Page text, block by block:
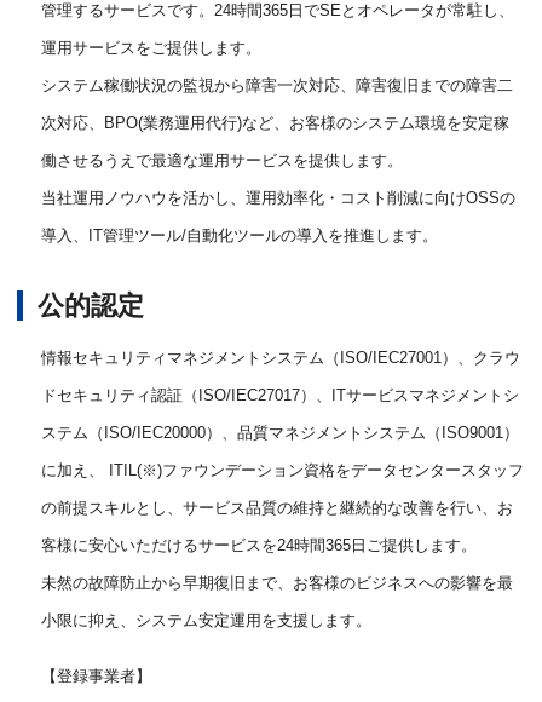
管理するサービスです。24時間365日でSEとオペレータが常駐し、
運用サービスをご提供します。
システム稼働状況の監視から障害一次対応、障害復旧までの障害二
次対応、BPO(業務運用代行)など、お客様のシステム環境を安定稼
働させるうえで最適な運用サービスを提供します。
当社運用ノウハウを活かし、運用効率化・コスト削減に向けOSSの
導入、IT管理ツール/自動化ツールの導入を推進します。
公的認定
情報セキュリティマネジメントシステム（ISO/IEC27001）、 クラウ
ドセキュリティ認証（ISO/IEC27017）、ITサービスマネジメントシ
ステム（ISO/IEC20000）、品質マネジメントシステム（ISO9001）
に加え、 ITIL(※)ファウンデーション資格をデータセンタースタッフ
の前提スキルとし、サービス品質の維持と継続的な改善を行い、お
客様に安心いただけるサービスを24時間365日ご提供します。
未然の故障防止から早期復旧まで、お客様のビジネスへの影響を最
小限に抑え、システム安定運用を支援します。
【登録事業者】